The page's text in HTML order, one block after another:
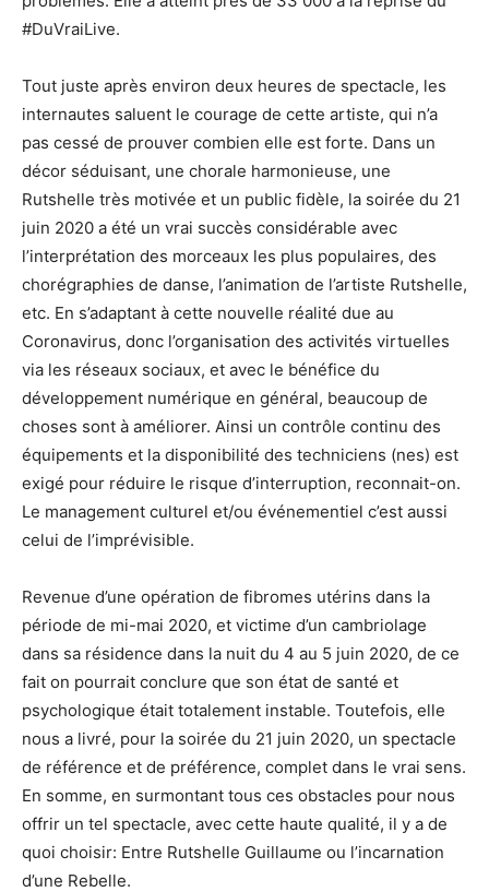
#DuVraiLive.
Tout juste après environ deux heures de spectacle, les
internautes saluent le courage de cette artiste, qui n’a
pas cessé de prouver combien elle est forte. Dans un
décor séduisant, une chorale harmonieuse, une
Rutshelle très motivée et un public fidèle, la soirée du 21
juin 2020 a été un vrai succès considérable avec
l’interprétation des morceaux les plus populaires, des
chorégraphies de danse, l’animation de l’artiste Rutshelle,
etc. En s’adaptant à cette nouvelle réalité due au
Coronavirus, donc l’organisation des activités virtuelles
via les réseaux sociaux, et avec le bénéfice du
développement numérique en général, beaucoup de
choses sont à améliorer. Ainsi un contrôle continu des
équipements et la disponibilité des techniciens (nes) est
exigé pour réduire le risque d’interruption, reconnait-on.
Le management culturel et/ou événementiel c’est aussi
celui de l’imprévisible.
Revenue d’une opération de fibromes utérins dans la
période de mi-mai 2020, et victime d’un cambriolage
dans sa résidence dans la nuit du 4 au 5 juin 2020, de ce
fait on pourrait conclure que son état de santé et
psychologique était totalement instable. Toutefois, elle
nous a livré, pour la soirée du 21 juin 2020, un spectacle
de référence et de préférence, complet dans le vrai sens.
En somme, en surmontant tous ces obstacles pour nous
offrir un tel spectacle, avec cette haute qualité, il y a de
quoi choisir: Entre Rutshelle Guillaume ou l’incarnation
d’une Rebelle.